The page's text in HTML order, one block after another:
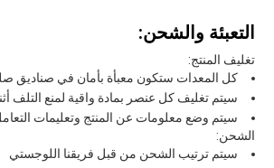
التعبئة والشحن:
تغليف المنتج:
كل المعدات ستكون معبأة بأمان في صناديق
سيتم تغليف كل عنصر بمادة واقية لمنع التلف
سيتم وضع معلومات عن المنتج وتعليمات
الشحن:
سيتم ترتيب الشحن من قبل فريقنا اللوجستي